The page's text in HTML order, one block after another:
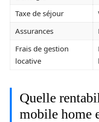
Taxe de séjour
Assurances
Frais de gestion
locative
Quelle
mobile home